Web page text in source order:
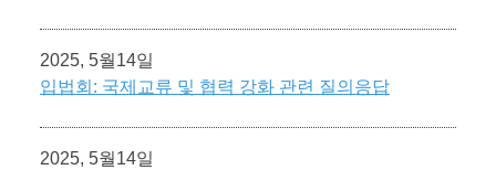
2025, 5월14일
입법회: 국제교류 및 협력 강화 관련 질의응답
2025, 5월14일